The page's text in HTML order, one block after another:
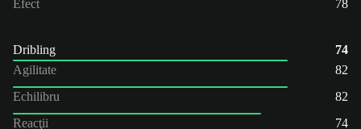
Efect
78
Dribling
74
Agilitate
82
Echilibru
82
Reacţii
74